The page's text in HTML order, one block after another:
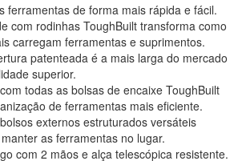
ferramentas de forma mais rápida e fácil.
com rodinhas ToughBuilt transforma como
carregam ferramentas e suprimentos.
patenteada é a mais larga do mercado
superior.
todas as bolsas de encaixe ToughBuilt
de ferramentas mais eficiente.
externos estruturados versáteis
as ferramentas no lugar.
com 2 mãos e alça telescópica resistente.